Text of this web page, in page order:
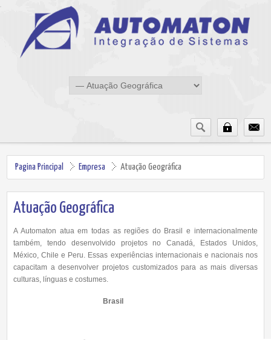
Pagina Principal Empresa Atuação Geográfica
Atuação Geográfica
A Automaton atua em todas as regiões do Brasil e internacionalmente
também, tendo desenvolvido projetos no Canadá, Estados Unidos,
México, Chile e Peru. Essas experiências internacionais e nacionais nos
capacitam a desenvolver projetos customizados para as mais diversas
culturas, línguas e costumes.
Brasil